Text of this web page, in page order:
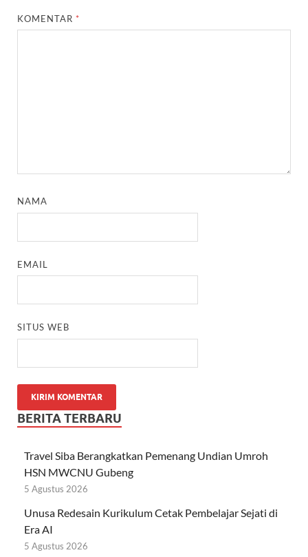
KOMENTAR *
NAMA
EMAIL
SITUS WEB
BERITA TERBARU
Travel Siba Berangkatkan Pemenang Undian Umroh
HSN MWCNU Gubeng
5 Agustus 2026
Unusa Redesain Kurikulum Cetak Pembelajar Sejati di
Era AI
5 Agustus 2026